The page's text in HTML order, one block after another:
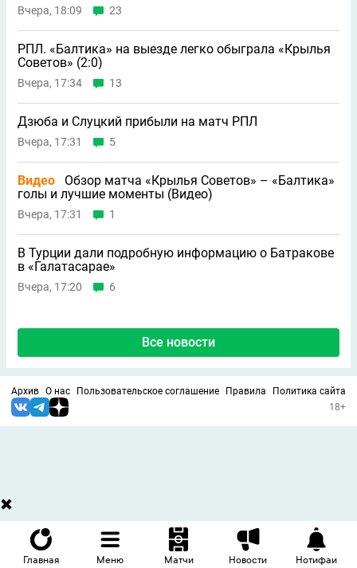
Главная Меню Матчи Новости Нотифаи
Вчера, 18:09 23
РПЛ. «Балтика» на выезде легко обыграла «Крылья
Советов» (2:0)
Вчера, 17:34 13
Дзюба и Слуцкий прибыли на матч РПЛ
Вчера, 17:31 5
Видео
Обзор матча «Крылья Советов» – «Балтика»
голы и лучшие моменты (Видео)
Вчера, 17:31 1
В Турции дали подробную информацию о Батракове
в «Галатасарае»
Вчера, 17:20 6
Все новости
Архив О нас Пользовательское соглашение Правила
Политика сайта
18+